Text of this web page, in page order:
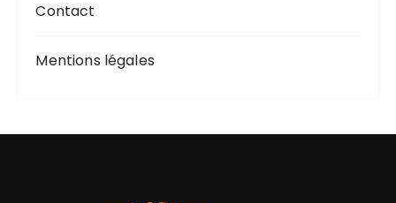
Contact
Mentions légales